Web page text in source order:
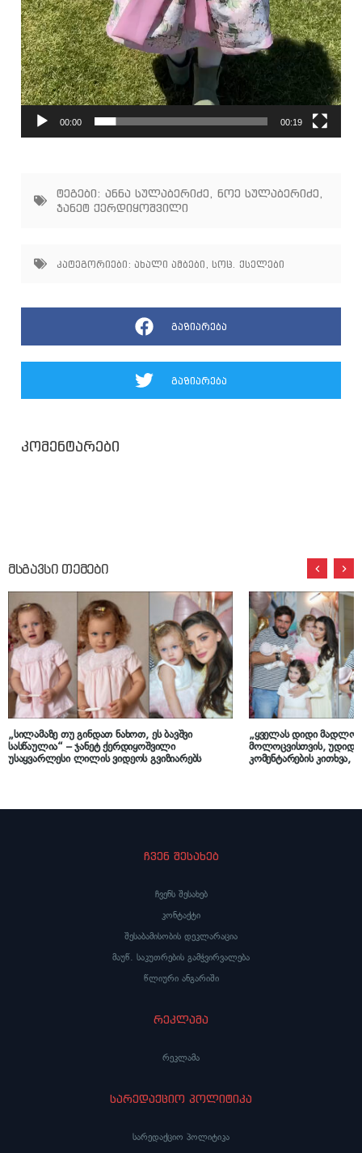
00:00 00:19
ტეგები: ანნა სულაბერიძე, ნოე სულაბერიძე,
ჯანეტ ქერდიყოშვილი
კატეგორიები: ახალი ამბები სოც. ქსელები
გაზიარება
გაზიარება
კომენტარები
მსგავსი თემები
„სილამაზე თუ გინდათ ნახოთ, ეს ბავშვი
სასწაულია“ – ჯანეტ ქერდიყოშვილი
უსაყვარლესი ლილის ვიდეოს გვიზიარებს
„ყველას დიდი
მოლოცვისთვის,
კომენტარების
ჩვენ შესახებ
ჩვენს შესახებ
კონტაქტი
შესაბამისობის დეკლარაცია
მაუწ. საკუთრების გამჭვირვალება
წლიური ანგარიში
რეკლამა
რეკლამა
სარედაქციო პოლიტიკა
სარედაქციო პოლიტიკა